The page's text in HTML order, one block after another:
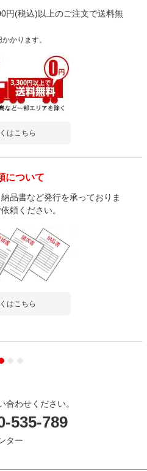
円(税込)以上のご注文で送料無
かります。
はこちら
について
品書など発行を承っておりま
頼ください。
はこちら
合わせください。
535-789
ター